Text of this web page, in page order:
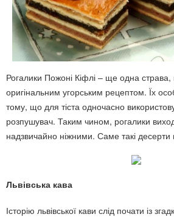
Рогалики Пожоні Кіфлі – ще одна страва,
оригінальним угорським рецептом. Їх
тому, що для тіста одночасно
розпушувач. Таким чином, рогалики
надзвичайно ніжними. Саме такі десерти
Львівська кава
Історію львівської кави слід почати із